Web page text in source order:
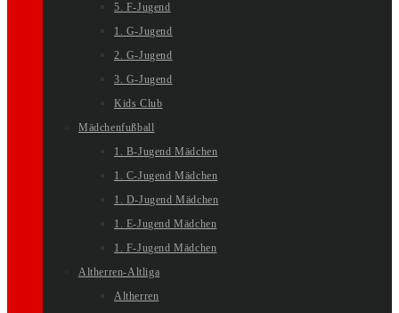
5. F-Jugend
1. G-Jugend
2. G-Jugend
3. G-Jugend
Kids Club
Mädchenfußball
1. B-Jugend Mädchen
1. C-Jugend Mädchen
1. D-Jugend Mädchen
1. E-Jugend Mädchen
1. F-Jugend Mädchen
Altherren-Altliga
Altherren